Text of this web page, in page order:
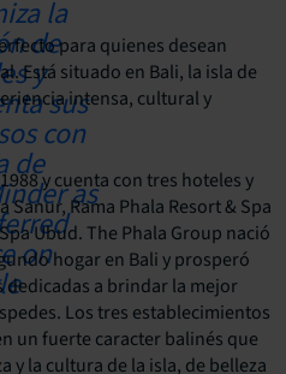
para quienes desean
Está situado en Bali, la isla de
intensa, cultural y
y cuenta con tres hoteles y
Sanur, Rama Phala Resort & Spa
Ubud. The Phala Group nació
hogar en Bali y prosperó
dedicadas a brindar la mejor
Los tres establecimientos
un fuerte caracter balinés que
y la cultura de la isla, de belleza